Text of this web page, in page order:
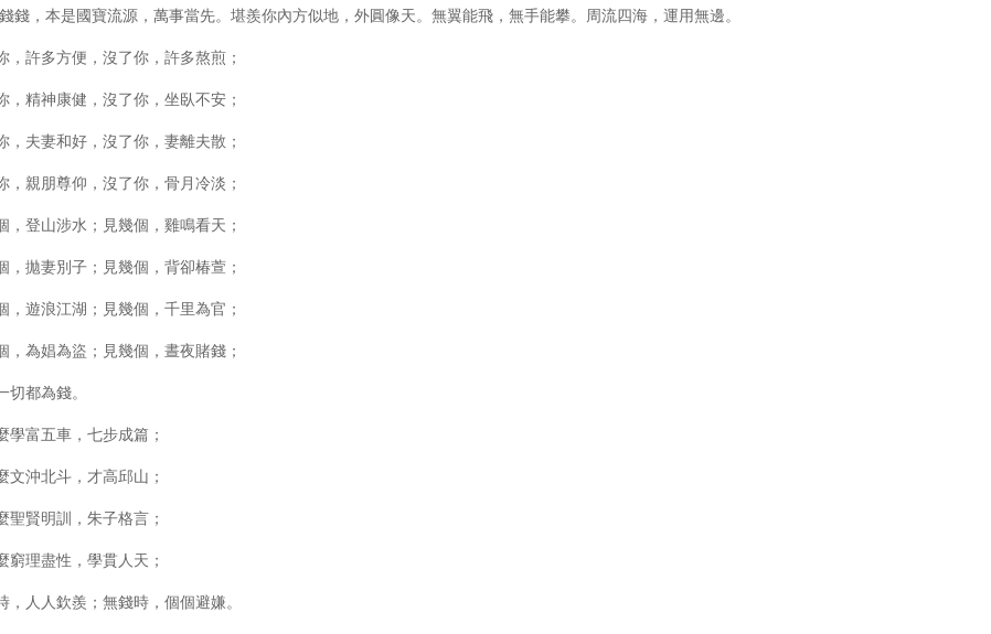
是國寶流源，萬事當先。堪羨你內方似地，外圓像天。無翼能飛，無手能攀。周流四海，運用無邊。
許多方便，沒了你，許多熬煎；
精神康健，沒了你，坐臥不安；
夫妻和好，沒了你，妻離夫散；
親朋尊仰，沒了你，骨月冷淡；
登山涉水；見幾個，雞鳴看天；
拋妻別子；見幾個，背卻椿萱；
遊浪江湖；見幾個，千里為官；
為娼為盜；見幾個，晝夜賭錢；
都為錢。
富五車，七步成篇；
沖北斗，才高邱山；
賢明訓，朱子格言；
理盡性，學貫人天；
人人欽羨；無錢時，個個避嫌。